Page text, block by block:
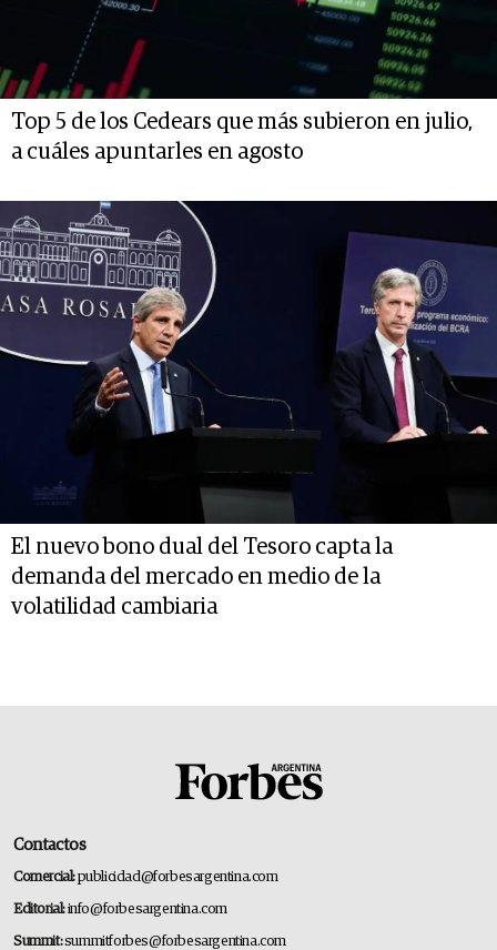
Top 5 de los Cedears que más subieron en julio,
a cuáles apuntarles en agosto
El nuevo bono dual del Tesoro capta la
demanda del mercado en medio de la
volatilidad cambiaria
Contactos
Comercial:publicidad@forbesargentina.com
Editorial:info@forbesargentina.com
Summit:summitforbes@forbesargentina.com